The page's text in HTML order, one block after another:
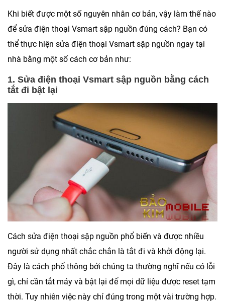
Khi biết được một số nguyên nhân cơ bản, vậy làm thế nào
để sửa điện thoại Vsmart sập nguồn đúng cách? Bạn có
thể thực hiện sửa điện thoại Vsmart sập nguồn ngay tại
nhà bằng một số cách cơ bản như:
1. Sửa điện thoại Vsmart sập nguồn bằng cách
tắt đi bật lại
Cách sửa điện thoại sập nguồn phổ biến và được nhiều
người sử dụng nhất chắc chắn là tắt đi và khởi động lại.
Đây là cách phổ thông bởi chúng ta thường nghĩ nếu có lỗi
gì, chỉ cần tắt máy và bật lại để mọi dữ liệu được reset tạm
thời. Tuy nhiên việc này chỉ đúng trong một vài trường hợp.